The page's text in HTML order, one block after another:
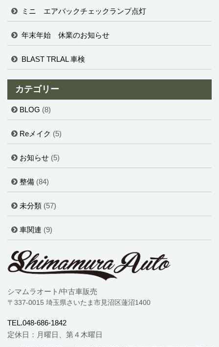
ミニ エアバックチェックランプ点灯
年末年始 休業のお知らせ
BLAST TRLAL 車検
カテゴリー
BLOG (8)
Reメイク (5)
お知らせ (5)
整備 (84)
未分類 (57)
車関連 (9)
シマムラオート/中古車販売
〒337-0015 埼玉県さいたま市見沼区蓮沼1400
TEL.048-686-1842
定休日：月曜日、第４木曜日